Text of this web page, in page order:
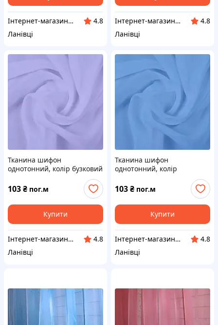
Інтернет-магазин "VR-Textil"
4.8
Ланівці
Інтернет-магазин "VR-Textil"
4.8
Ланівці
Тканина шифон
однотонний, колір бузковий
103₴ пог.м
Купити
Інтернет-магазин "VR-Textil"
4.8
Ланівці
Тканина шифон
однотонний, колір
103₴ пог.м
Купити
Інтернет-магазин "VR-Textil"
4.8
Ланівці